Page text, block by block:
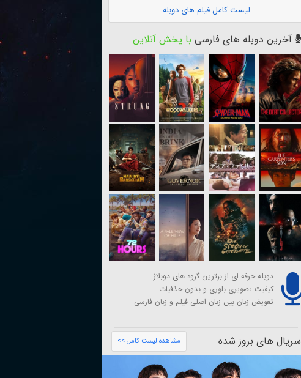
لیست کامل فیلم های دوبله
آخرین دوبله های فارسی با پخش آنلاین
دوبله حرفه ای از برترین گروه های دوبلاژ
کیفیت تصویری بلوری و بدون حذفیات
تعویض زبان بین زبان اصلی فیلم و زبان فارسی
سریال های بروز شده مشاهده لیست کامل >>